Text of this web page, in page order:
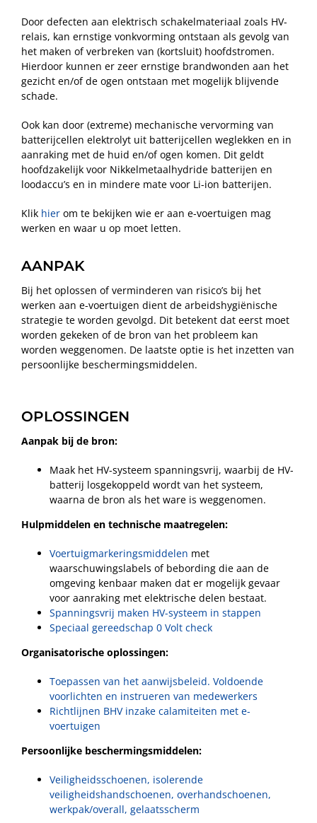
Door defecten aan elektrisch schakelmateriaal zoals HV-
relais, kan ernstige vonkvorming ontstaan als gevolg van
het maken of verbreken van (kortsluit) hoofdstromen.
Hierdoor kunnen er zeer ernstige brandwonden aan het
gezicht en/of de ogen ontstaan met mogelijk blijvende
schade.
Ook kan door (extreme) mechanische vervorming van
batterijcellen elektrolyt uit batterijcellen weglekken en in
aanraking met de huid en/of ogen komen. Dit geldt
hoofdzakelijk voor Nikkelmetaalhydride batterijen en
loodaccu’s en in mindere mate voor Li-ion batterijen.
Klik hier om te bekijken wie er aan e-voertuigen mag
werken en waar u op moet letten.
AANPAK
Bij het oplossen of verminderen van risico’s bij het
werken aan e-voertuigen dient de arbeidshygiënische
strategie te worden gevolgd. Dit betekent dat eerst moet
worden gekeken of de bron van het probleem kan
worden weggenomen. De laatste optie is het inzetten van
persoonlijke beschermingsmiddelen.
OPLOSSINGEN
Aanpak bij de bron:
Maak het HV-systeem spanningsvrij, waarbij de HV-
batterij losgekoppeld wordt van het systeem,
waarna de bron als het ware is weggenomen.
Hulpmiddelen en technische maatregelen:
Voertuigmarkeringsmiddelen met
waarschuwingslabels of bebording die aan de
omgeving kenbaar maken dat er mogelijk gevaar
voor aanraking met elektrische delen bestaat.
Spanningsvrij maken HV-systeem in stappen
Speciaal gereedschap 0 Volt check
Organisatorische oplossingen:
Toepassen van het aanwijsbeleid. Voldoende
voorlichten en instrueren van medewerkers
Richtlijnen BHV inzake calamiteiten met e-
voertuigen
Persoonlijke beschermingsmiddelen:
Veiligheidsschoenen, isolerende
veiligheidshandschoenen, overhandschoenen,
werkpak/overall, gelaatsscherm